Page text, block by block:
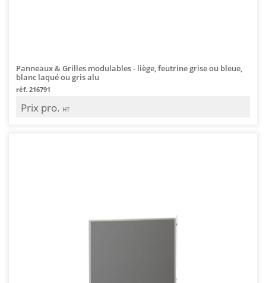
Panneaux & Grilles modulables - liège, feutrine grise ou bleue,
blanc laqué ou gris alu
réf. 216791
Prix pro. HT